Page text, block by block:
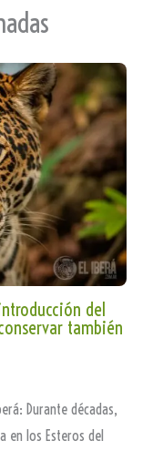
del
también
Durante décadas,
en los Esteros del